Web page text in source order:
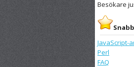
Besökare
JavaScript-
Perl
FAQ